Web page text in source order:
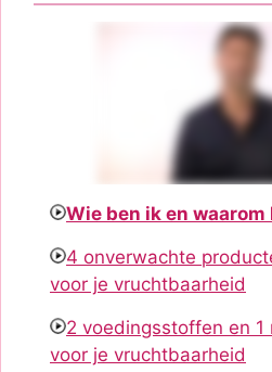
Wie ben ik en
4 onverwachte
voor je vruchtbaarheid
2 voedingsstoffen en
voor je vruchtbaarheid